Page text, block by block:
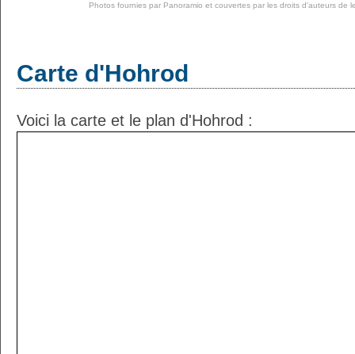
Photos fournies par Panoramio et couvertes par les droits d'auteurs de
Carte d'Hohrod
Voici la carte et le plan d'Hohrod :